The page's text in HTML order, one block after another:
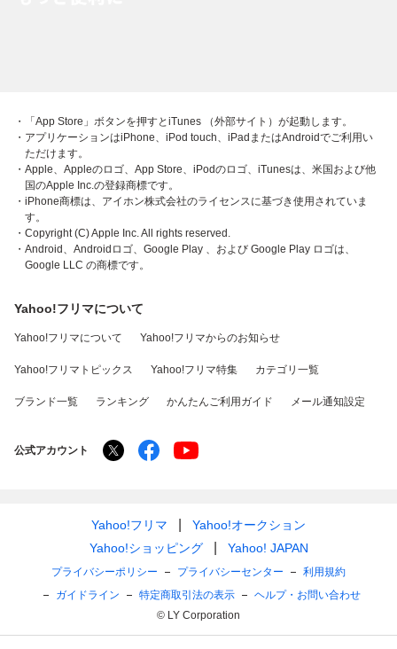
・「App Store」ボタンを押すとiTunes （外部サイト）が起動します。
・アプリケーションはiPhone、iPod touch、iPadまたはAndroidでご利用い
ただけます。
・Apple、Appleのロゴ、App Store、iPodのロゴ、iTunesは、米国および他
国のApple Inc.の登録商標です。
・iPhone商標は、アイホン株式会社のライセンスに基づき使用されていま
す。
・Copyright (C) Apple Inc. All rights reserved.
・Android、Androidロゴ、Google Play 、および Google Play ロゴは、
Google LLC の商標です。
Yahoo!フリマについて
Yahoo!フリマについて Yahoo!フリマからのお知らせ
Yahoo!フリマトピックス Yahoo!フリマ特集 カテゴリ一覧
ブランド一覧 ランキング かんたんご利用ガイド メール通知設定
公式アカウント
Yahoo!フリマ
Yahoo!オークション
Yahoo!ショッピング
Yahoo! JAPAN
プライバシーポリシー プライバシーセンター
利用規約
ガイドライン
特定商取引法の表示
ヘルプ・お問い合わせ
© LY Corporation